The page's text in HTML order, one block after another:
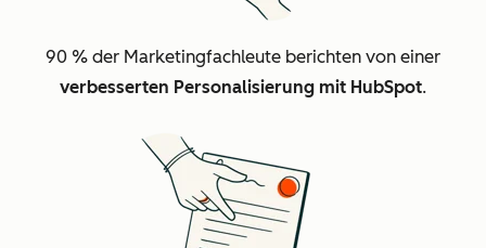
90 % der Marketingfachleute berichten von einer
verbesserten Personalisierung mit HubSpot.